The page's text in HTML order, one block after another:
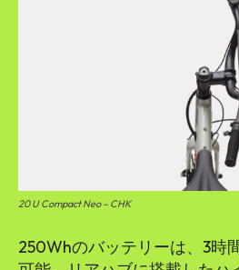
20 U Compact Neo – CHK
250Whのバッテリーは、3時